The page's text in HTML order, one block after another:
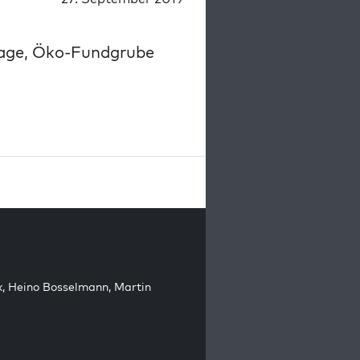
Öko-Fundgrube
, Heino Bosselmann, Martin